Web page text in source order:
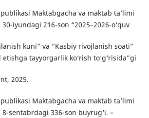
Maktabgacha va maktab ta’limi
iyundagi 216-son “2025–2026-o‘quv
kuni” va “Kasbiy rivojlanish soati”
tayyorgarlik ko‘rish to‘g‘risida”gi
2025.
Maktabgacha va maktab ta’limi
sentabrdagi 336-son buyrug‘i. –